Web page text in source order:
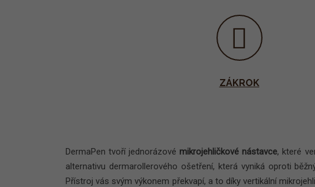
ZÁKROK
DermaPen tvoří jednorázové mikrojehličkové nástavce, které
alternativu dermarollerového ošetření, která vyniká oproti
Přístroj vás svým výkonem překvapí, a to díky vertikální